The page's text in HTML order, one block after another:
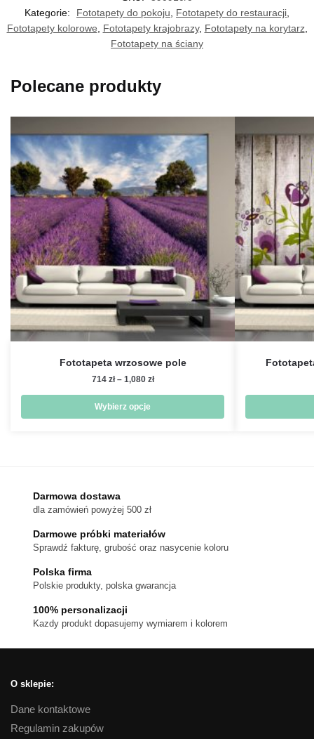
Kategorie:
Fototapety do pokoju Fototapety do restauracji
Fototapety kolorowe
Fototapety krajobrazy, Fototapety na korytarz,
Fototapety na ściany
Polecane produkty
Fototapeta wrzosowe pole
714 zł – 1,080 złZakres
714 zł
Wybierz opcje
Opcje
można
wybrać
stronie
Darmowa dostawa
dla zamówień powyżej 500 zł
Darmowe próbki materiałów
Sprawdź fakturę, grubość oraz nasycenie koloru
Polska firma
Polskie produkty, polska gwarancja
100% personalizacji
Kazdy produkt dopasujemy wymiarem i kolorem
O sklepie:
Dane kontaktowe
Regulamin zakupów